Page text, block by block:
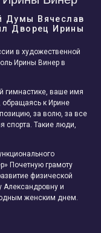
Думы Вячеслав
Дворец Ирины
в художественной
Ирины Винер в
гимнастике, ваше имя
обращаясь к Ирине
за волю, за все
спорта. Такие люди,
Почетную грамоту
физической
Александровну и
женским днем.